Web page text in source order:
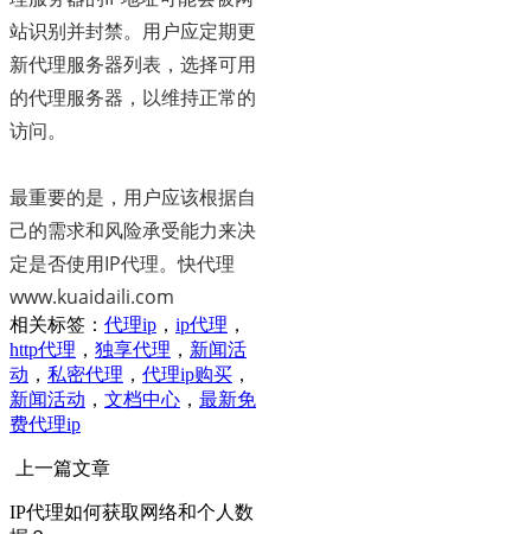
站识别并封禁。用户应定期更
新代理服务器列表，选择可用
的代理服务器，以维持正常的
访问。
最重要的是，用户应该根据自
己的需求和风险承受能力来决
定是否使用IP代理。快代理
www.kuaidaili.com
相关标签： 代理ip ， ip代理 ，
http代理 ， 独享代理 ， 新闻活
动 ， 私密代理 ， 代理ip购买 ，
新闻活动 ， 文档中心 ， 最新免
费代理ip
上一篇文章
IP代理如何获取网络和个人数